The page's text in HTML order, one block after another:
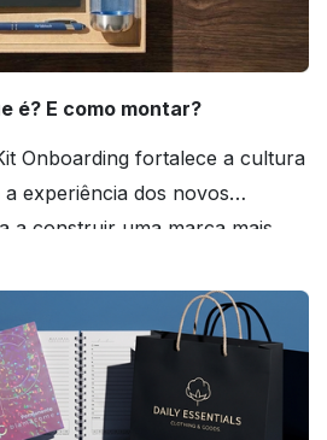
é? E como montar?
Onboarding fortalece a cultura
experiência dos novos
a construir uma marca mais